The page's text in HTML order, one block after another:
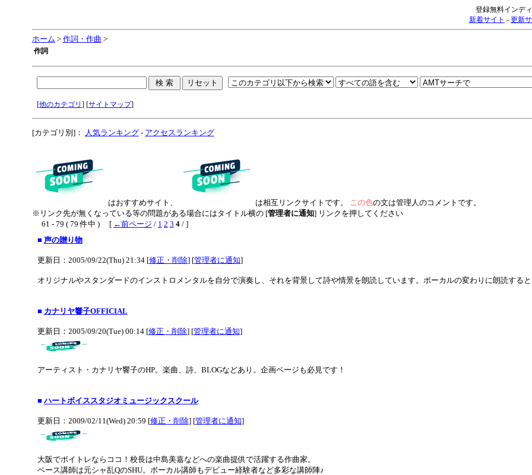
登録無料インデ
新着サイト - 更新
ホーム > 作詞・作曲 >
作詞
[他のカテゴリ ] [サイトマップ]
[カテゴリ別]： 人気ランキング- アクセスランキング
はおすすめサイト、 は相互リンクサイトです。 この色の文は管理人のコメントです。
※リンク先が無くなっている等の問題がある場合にはタイトル横の [管理者に通知] リンクを押してください
61 - 79 ( 79 件中 ) [ ←前ページ / 1 2 3 4/ ]
■ 声の贈り物
更新日：2005/09/22(Thu) 21:34 [修正・削除] [管理者に通知]
オリジナルやスタンダードのインストロメンタルを自分で演奏し、それを背景して詩や情景を朗読しています。ボーカルの変わりに朗読すると
■ カナリヤ響子OFFICIAL
更新日：2005/09/20(Tue) 00:14 [修正・削除] [管理者に通知]
アーティスト・カナリヤ響子のHP。楽曲、詩、BLOGなどあり。企画ページも必見です！
■ ハートボイススタジオミュージックスクール
更新日：2009/02/11(Wed) 20:59 [修正・削除] [管理者に通知]
大阪でボイトレならココ！校長は中島美嘉などへの楽曲提供で活躍する作曲家。
ベース講師は元シャ乱QのSHU。ボーカル講師もデビュー経験者など多彩な講師陣♪